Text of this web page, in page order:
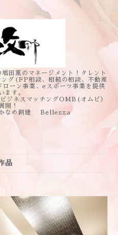
田薫のマネージメント！タレント
ング(FP相談、相続の相談、不動産
ローン事業、eスポーツ事業を提供
ます。
ジネスマッチングOMB(オムビ）
開！
なめ創建 Bellezza
品